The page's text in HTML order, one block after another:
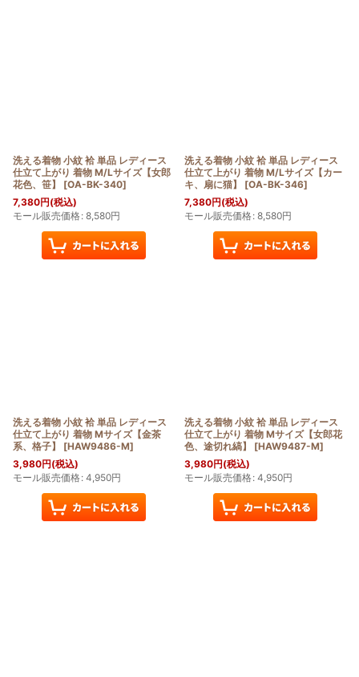
洗える着物 小紋 袷 単品 レディース
仕立て上がり 着物 M/Lサイズ【女郎
花色、笹】
[OA-BK-340]
7,380円(税込)
モール販売価格: 8,580円
洗える着物 小紋 袷 単品 レディース
仕立て上がり 着物 M/Lサイズ【カー
キ、扇に猫】
[OA-BK-346]
7,380円(税込)
モール販売価格: 8,580円
洗える着物 小紋 袷 単品 レディース
仕立て上がり 着物 Mサイズ【金茶
系、格子】
[HAW9486-M]
3,980円(税込)
モール販売価格: 4,950円
洗える着物 小紋 袷 単品 レディース
仕立て上がり 着物 Mサイズ【女郎花
色、途切れ縞】
[HAW9487-M]
3,980円(税込)
モール販売価格: 4,950円